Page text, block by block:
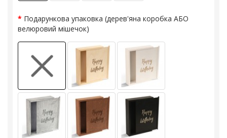
Подарункова упаковка (дерев'яна коробка АБО
велюровий мішечок)